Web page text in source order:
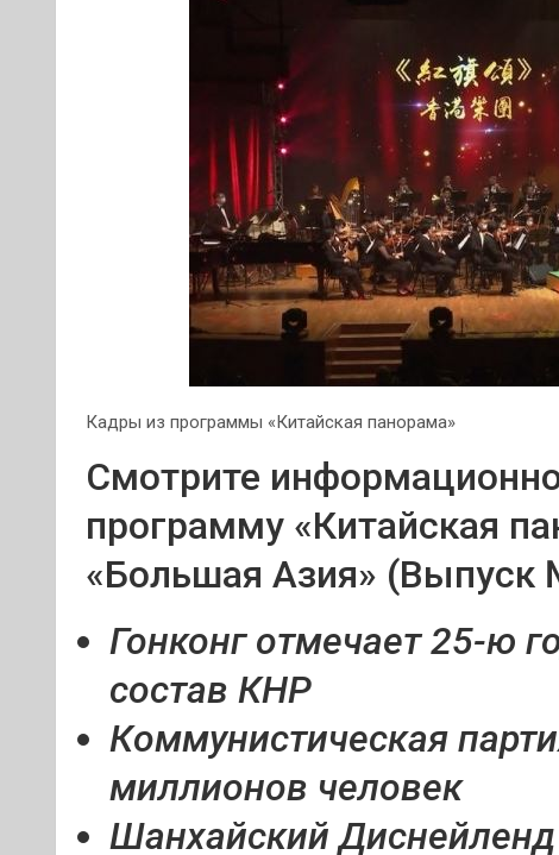
Кадры из программы «Китайская панорама»
Смотрите
программу «Китайская
«Большая Азия» (Выпуск
Гонконг отмечает 25-ю
состав КНР
Коммунистическая
миллионов человек
Шанхайский